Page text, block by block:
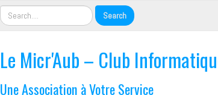
Le Micr'Aub – Club
Une Association à Votre Service